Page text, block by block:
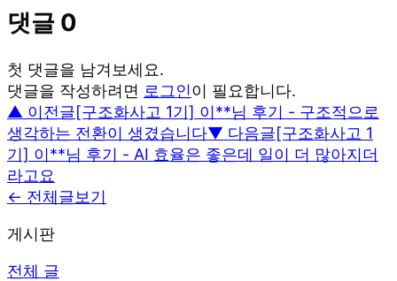
댓글 0
첫 댓글을 남겨보세요.
댓글을 작성하려면 로그인이 필요합니다.
▲ 이전글[구조화사고 1기] 이**님 후기 - 구조적으로
생각하는 전환이 생겼습니다▼ 다음글[구조화사고 1
기] 이**님 후기 - AI 효율은 좋은데 일이 더 많아지더
라고요
← 전체글보기
게시판
전체 글